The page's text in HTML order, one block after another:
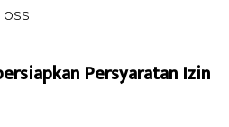
Persyaratan Izin